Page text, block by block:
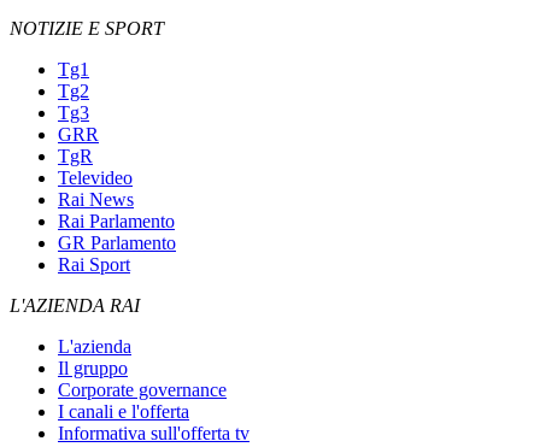
NOTIZIE E SPORT
Tg1
Tg2
Tg3
GRR
TgR
Televideo
Rai News
Rai Parlamento
GR Parlamento
Rai Sport
L'AZIENDA RAI
L'azienda
Il gruppo
Corporate governance
I canali e l'offerta
Informativa sull'offerta tv